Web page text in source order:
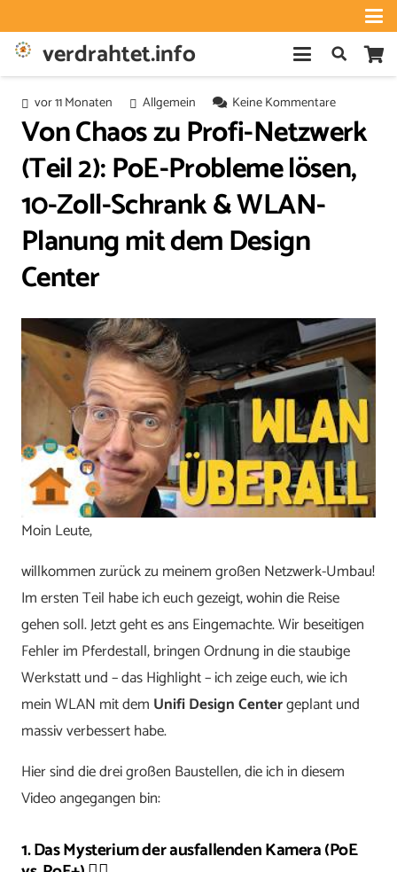
verdrahtet.info
vor 11 Monaten Allgemein Keine Kommentare
Von Chaos zu Profi-Netzwerk
(Teil 2): PoE-Probleme lösen,
10-Zoll-Schrank & WLAN-
Planung mit dem Design
Center
Moin Leute,
willkommen zurück zu meinem großen Netzwerk-Umbau!
Im ersten Teil habe ich euch gezeigt, wohin die Reise
gehen soll. Jetzt geht es ans Eingemachte. Wir beseitigen
Fehler im Pferdestall, bringen Ordnung in die staubige
Werkstatt und – das Highlight – ich zeige euch, wie ich
mein WLAN mit dem Unifi Design Centergeplant und
massiv verbessert habe.
Hier sind die drei großen Baustellen, die ich in diesem
Video angegangen bin:
1. Das Mysterium der ausfallenden Kamera (PoE